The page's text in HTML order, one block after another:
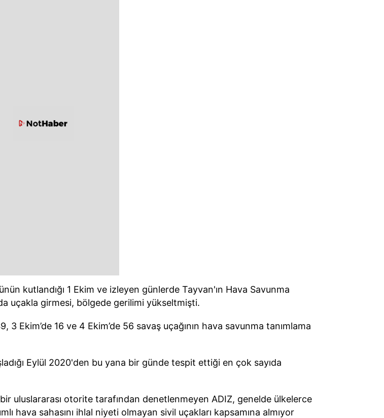
kutlandığı 1 Ekim ve izleyen günlerde Tayvan'ın Hava Savunma
uçakla girmesi, bölgede gerilimi yükseltmişti.
3 Ekim’de 16 ve 4 Ekim’de 56 savaş uçağının hava savunma tanımlama
Eylül 2020'den bu yana bir günde tespit ettiği en çok sayıda
uluslararası otorite tarafından denetlenmeyen ADIZ, genelde ülkelerce
hava sahasını ihlal niyeti olmayan sivil uçakları kapsamına almıyor